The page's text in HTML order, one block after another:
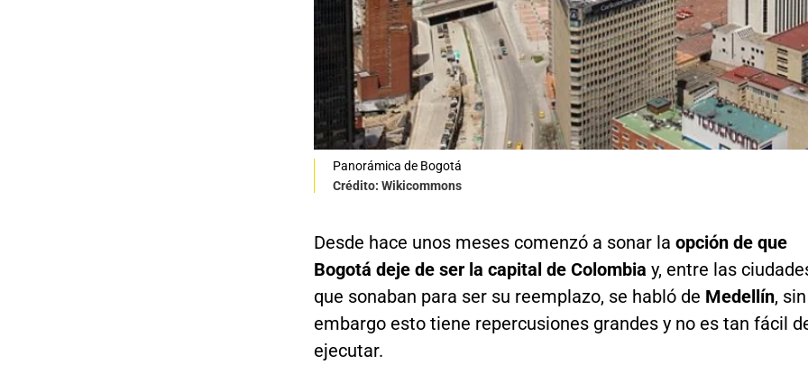
Panorámica de Bogotá
Crédito: Wikicommons
Desde hace unos meses comenzó a sonar la opción de que
Bogotá deje de ser la capital de Colombia y, entre las
que sonaban para ser su reemplazo, se habló de Medellín, sin
embargo esto tiene repercusiones grandes y no es tan fácil
ejecutar.